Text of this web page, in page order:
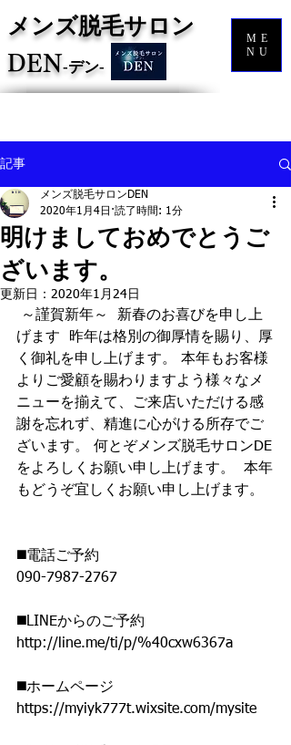
メンズ脱毛サロン
DEN‐デン‐
ME
NU
記事
明けましておめでとうご
ざいます。
メンズ脱毛サロンDEN
2020年1月4日 読了時間: 1分
更新日： 2020年1月24日
げます  昨年は格別の御厚情を賜り、厚
く御礼を申し上げます。 本年もお客様
よりご愛顧を賜わりますよう様々なメ
ニューを揃えて、ご来店いただける感
謝を忘れず、精進に心がける所存でご
ざいます。 何とぞメンズ脱毛サロンDE
をよろしくお願い申し上げます。  本年
もどうぞ宜しくお願い申し上げます。
◼️電話ご予約
090-7987-2767
◼️LINEからのご予約
http://line.me/ti/p/%40cxw6367a
◼️ホームページ
https://myiyk777t.wixsite.com/mysite